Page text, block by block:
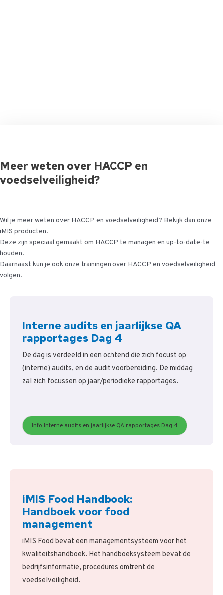
Meer weten over HACCP en
voedselveiligheid?
Wil je meer weten over HACCP en voedselveiligheid? Bekijk dan onze
iMIS producten.
Deze zijn speciaal gemaakt om HACCP te managen en up-to-date-te
houden.
Daarnaast kun je ook onze trainingen over HACCP en voedselveiligheid
volgen.
Interne audits en jaarlijkse QA
rapportages Dag 4
De dag is verdeeld in een ochtend die zich focust op
(interne) audits, en de audit voorbereiding. De middag
zal zich focussen op jaar/periodieke rapportages.
Info Interne audits en jaarlijkse QA rapportages Dag 4
iMIS Food Handbook:
Handboek voor food
management
iMIS Food bevat een managementsysteem voor het
kwaliteitshandboek. Het handboeksysteem bevat de
bedrijfsinformatie, procedures omtrent de
voedselveiligheid.